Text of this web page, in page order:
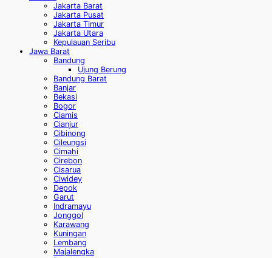
Jakarta Barat
Jakarta Pusat
Jakarta Timur
Jakarta Utara
Kepulauan Seribu
Jawa Barat
Bandung
Ujung Berung
Bandung Barat
Banjar
Bekasi
Bogor
Ciamis
Cianjur
Cibinong
Cileungsi
Cimahi
Cirebon
Cisarua
Ciwidey
Depok
Garut
Indramayu
Jonggol
Karawang
Kuningan
Lembang
Majalengka